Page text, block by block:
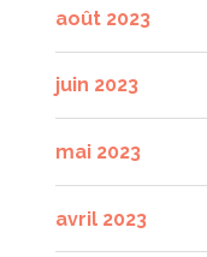
août 2023
juin 2023
mai 2023
avril 2023